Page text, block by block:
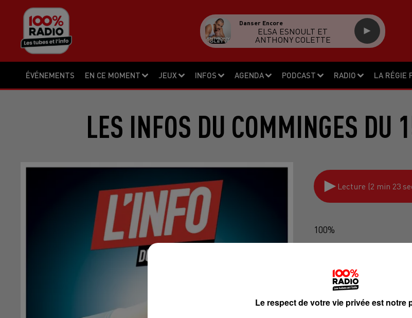
ÉVÉNEMENTS EN CE MOMENT JEUX INFOS AGENDA PODCAST RADIO LA RÉGIE
Danser Encore
ELSA ESNOULT ET
ANTHONY COLETTE
LES INFOS DU COMMINGES
Lecture (2 min 23
100%
Le respect de votre vie privée est notre